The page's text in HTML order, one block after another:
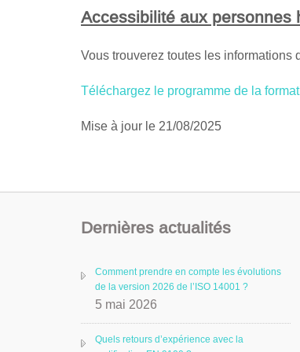
Accessibilité aux personnes
Vous trouverez toutes les informations
Téléchargez le programme de la
Mise à jour le 21/08/2025
Dernières actualités
Comment prendre en compte les évolutions
de la version 2026 de l’ISO 14001 ?
5 mai 2026
Quels retours d’expérience avec la